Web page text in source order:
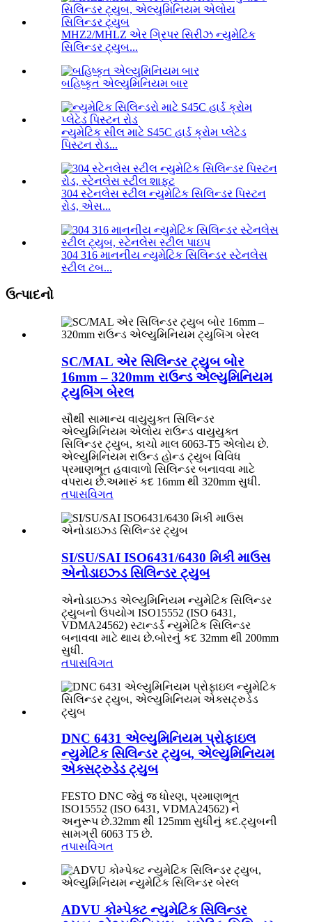
MHZ2/MHLZ એર ગ્રિપર સિરીઝ ન્યુમેટિક
સિલિન્ડર ટ્યુબ...
બહિષ્કૃત એલ્યુમિનિયમ બાર
ન્યુમેટિક સીલ માટે S45C હાર્ડ ક્રોમ પ્લેટેડ
પિસ્ટન રોડ...
304 સ્ટેનલેસ સ્ટીલ ન્યુમેટિક સિલિન્ડર પિસ્ટન
રોડ, એસ...
304 316 માનનીય ન્યુમેટિક સિલિન્ડર સ્ટેનલેસ
સ્ટીલ ટબ...
ઉત્પાદનો
SC/MAL એર સિલિન્ડર ટ્યુબ બોર
16mm – 320mm રાઉન્ડ એલ્યુમિનિયમ
ટ્યુબિંગ બેરલ
સૌથી સામાન્ય વાયુયુક્ત સિલિન્ડર
એલ્યુમિનિયમ એલોય રાઉન્ડ વાયુયુક્ત
સિલિન્ડર ટ્યુબ, કાચો માલ 6063-T5 એલોય છે.
એલ્યુમિનિયમ રાઉન્ડ હોન્ડ ટ્યુબ વિવિધ
પ્રમાણભૂત હવાવાળો સિલિન્ડર બનાવવા માટે
વપરાય છે.અમારું કદ 16mm થી 320mm સુધી.
તપાસવિગત
SI/SU/SAI ISO6431/6430 મિકી માઉસ
એનોડાઇઝ્ડ સિલિન્ડર ટ્યુબ
એનોડાઇઝ્ડ એલ્યુમિનિયમ ન્યુમેટિક સિલિન્ડર
ટ્યુબનો ઉપયોગ ISO15552 (ISO 6431,
VDMA24562) સ્ટાન્ડર્ડ ન્યુમેટિક સિલિન્ડર
બનાવવા માટે થાય છે.બોરનું કદ 32mm થી 200mm
સુધી.
તપાસવિગત
DNC 6431 એલ્યુમિનિયમ પ્રોફાઇલ
ન્યુમેટિક સિલિન્ડર ટ્યુબ, એલ્યુમિનિયમ
એક્સટ્રુડેડ ટ્યુબ
FESTO DNC જેવું જ ધોરણ, પ્રમાણભૂત
ISO15552 (ISO 6431, VDMA24562) ને
અનુરૂપ છે.32mm થી 125mm સુધીનું કદ.ટ્યુબની
સામગ્રી 6063 T5 છે.
તપાસવિગત
ADVU કોમ્પેક્ટ ન્યુમેટિક સિલિન્ડર